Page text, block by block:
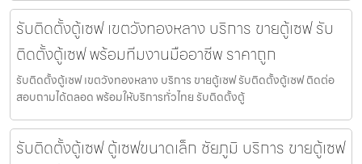
รับติดตั้งตู้เซฟ เขตวังทองหลาง บริการ ขายตู้เซฟ รับ
ติดตั้งตู้เซฟ พร้อมทีมงานมืออาชีพ ราคาถูก
รับติดตั้งตู้เซฟ เขตวังทองหลาง บริการ ขายตู้เซฟ รับติดตั้งตู้เซฟ ติดต่อ
สอบถามได้ตลอด พร้อมให้บริการทั่วไทย รับติดตั้งตู้
รับติดตั้งตู้เซฟ ตู้เซฟขนาดเล็ก ชัยภูมิ บริการ ขายตู้เซฟ